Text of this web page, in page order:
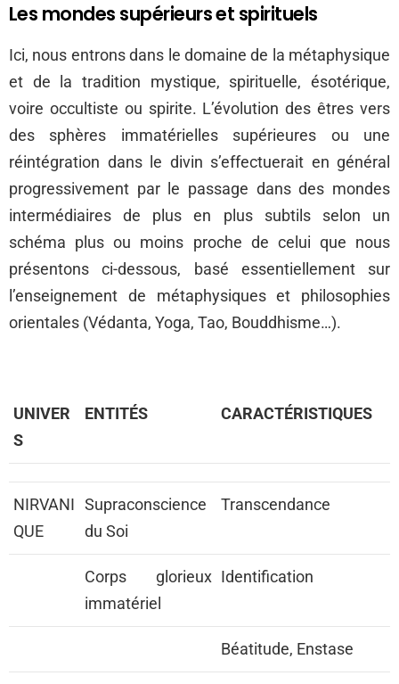
Les mondes supérieurs et spirituels
Ici, nous entrons dans le domaine de la métaphysique
et de la tradition mystique, spirituelle, ésotérique,
voire occultiste ou spirite. L’évolution des êtres vers
des sphères immatérielles supérieures ou une
réintégration dans le divin s’effectuerait en général
progressivement par le passage dans des mondes
intermédiaires de plus en plus subtils selon un
schéma plus ou moins proche de celui que nous
présentons ci-dessous, basé essentiellement sur
l’enseignement de métaphysiques et philosophies
orientales (Védanta, Yoga, Tao, Bouddhisme…).
UNIVER
S
ENTITÉS CARACTÉRISTIQUES
NIRVANI
QUE
Supraconscience
du Soi
Transcendance
Corps glorieux
immatériel
Identification
Béatitude, Enstase